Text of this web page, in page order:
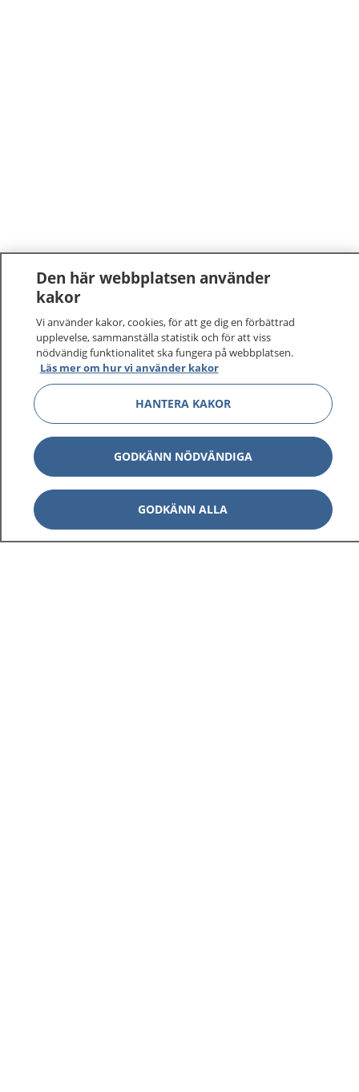
Den här webbplatsen använder
kakor
Vi använder kakor, cookies, för att ge dig en förbättrad
upplevelse, sammanställa statistik och för att viss
nödvändig funktionalitet ska fungera på webbplatsen.
Läs mer om hur vi använder kakor
HANTERA KAKOR
GODKÄNN NÖDVÄNDIGA
GODKÄNN ALLA